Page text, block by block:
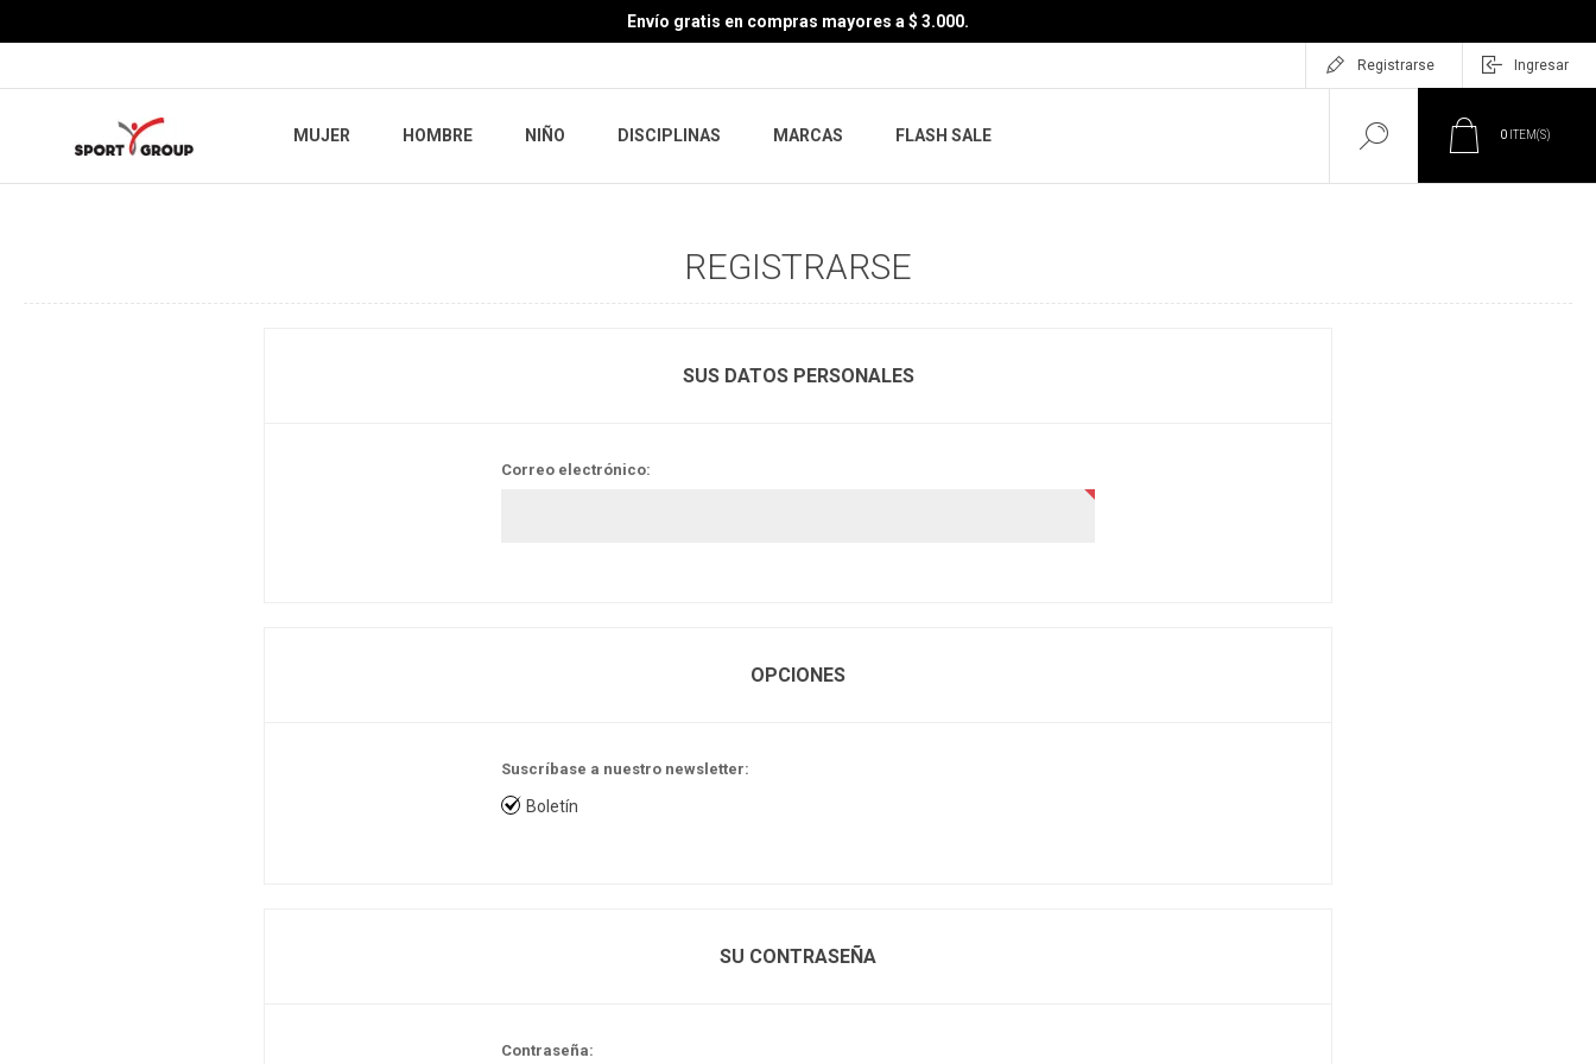
Envío gratis en compras mayores a $ 3.000.
Registrarse Ingresar
MUJER HOMBRE NIÑO DISCIPLINAS MARCAS FLASH SALE 0 ITEM(S)
REGISTRARSE
SUS DATOS PERSONALES
Correo electrónico:
OPCIONES
Suscríbase a nuestro newsletter:
Boletín
SU CONTRASEÑA
Contraseña: